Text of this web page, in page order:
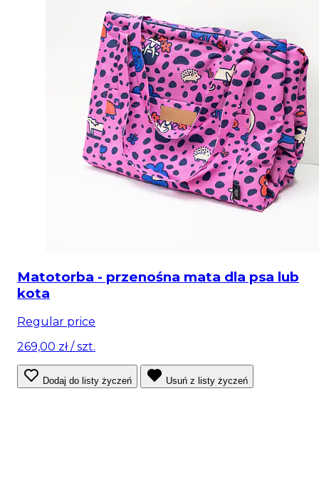
Matotorba - przenośna mata dla psa lub
kota
Regular price
269,00 zł/ szt.
Dodaj do listy życzeń Usuń z listy życzeń